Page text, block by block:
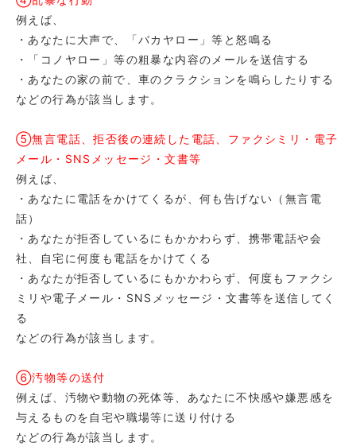
例えば、
・あなたに大声で、「バカヤロー」等と怒鳴る
・「コノヤロー」等の粗暴な内容のメールを送信する
・あなたの家の前で、車のクラクションを鳴らしたりする
などの行為が該当します。
⑤無言電話、拒否後の連続した電話、ファクシミリ・電子
メール・SNSメッセージ・文書等
例えば、
・あなたに電話をかけてくるが、何も告げない（無言電
話）
・あなたが拒否しているにもかかわらず、携帯電話や会
社、自宅に何度も電話をかけてくる
・あなたが拒否しているにもかかわらず、何度もファクシ
ミリや電子メール・SNSメッセージ・文書等を送信してく
る
などの行為が該当します。
⑥汚物等の送付
例えば、汚物や動物の死体等、あなたに不快感や嫌悪感を
与えるものを自宅や職場等に送り付ける
などの行為が該当します。